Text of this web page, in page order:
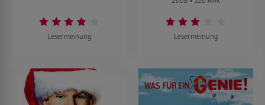
Lesermeinung Lesermeinung